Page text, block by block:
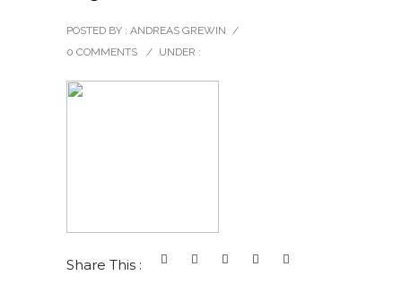
POSTED BY : ANDREAS GREWIN /
0 COMMENTS
/ UNDER :
Share This :